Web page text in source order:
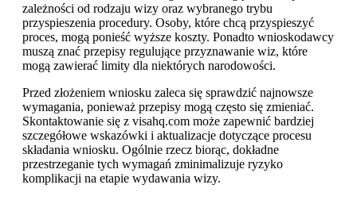
zależności od rodzaju wizy oraz wybranego trybu
przyspieszenia procedury. Osoby, które chcą przyspieszyć
proces, mogą ponieść wyższe koszty. Ponadto wnioskodawcy
muszą znać przepisy regulujące przyznawanie wiz, które
mogą zawierać limity dla niektórych narodowości.
Przed złożeniem wniosku zaleca się sprawdzić najnowsze
wymagania, ponieważ przepisy mogą często się zmieniać.
Skontaktowanie się z visahq.com może zapewnić bardziej
szczegółowe wskazówki i aktualizacje dotyczące procesu
składania wniosku. Ogólnie rzecz biorąc, dokładne
przestrzeganie tych wymagań zminimalizuje ryzyko
komplikacji na etapie wydawania wizy.